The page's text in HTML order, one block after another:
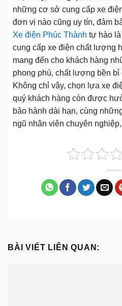
những cơ sở cung cấp xe
đơn vị nào cũng uy tín, đảm
Xe điện Phúc Thành tự hào
cung cấp xe điện chất lượng
mang đến cho khách hàng
phong phú, chất lượng bền
Không chỉ vậy, chọn lựa xe
quý khách hàng còn được
bảo hành dài hạn, cùng
ngũ nhân viên chuyên
BÀI VIẾT LIÊN QUAN: